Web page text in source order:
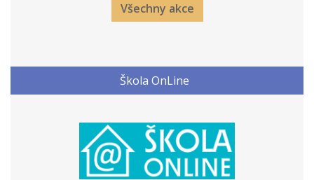
Všechny akce
Škola OnLine